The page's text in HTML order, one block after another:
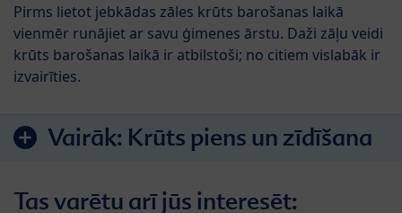
Pirms lietot jebkādas zāles krūts barošanas laikā
vienmēr runājiet ar savu ģimenes ārstu. Daži zāļu veidi
krūts barošanas laikā ir atbilstoši; no citiem vislabāk ir
izvairīties.
Vairāk: Krūts piens un zīdīšana
Tas varētu arī jūs interesēt: